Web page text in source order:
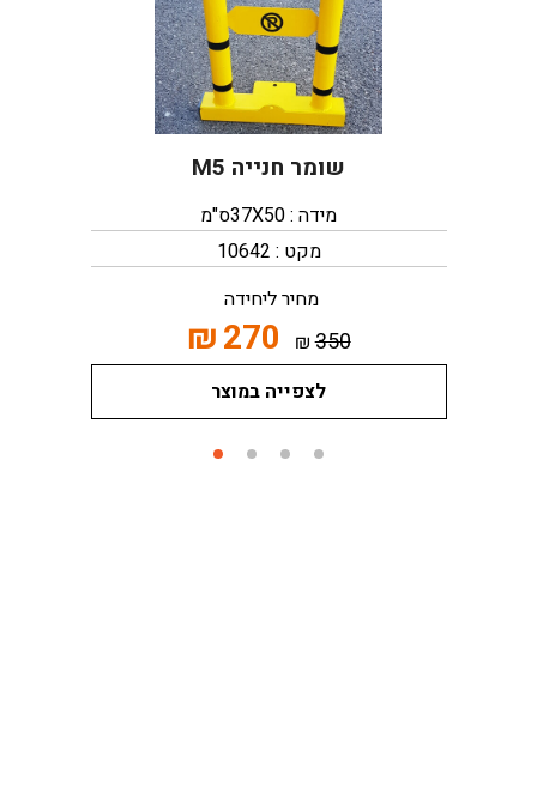
שומר חנייה M5
מידה : 37X50ס"מ
מקט : 10642
מחיר ליחידה
350
₪
270
₪
לצפייה במוצר